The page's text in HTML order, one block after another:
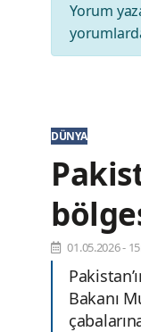
Yorum
DÜNYA
01.05.2026 -
Bakanı